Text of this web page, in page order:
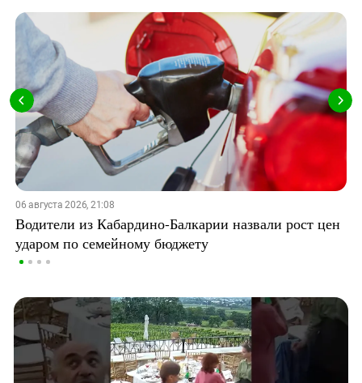
06 августа 2026, 21:08
Водители из Кабардино-Балкарии назвали рост цен
ударом по семейному бюджету